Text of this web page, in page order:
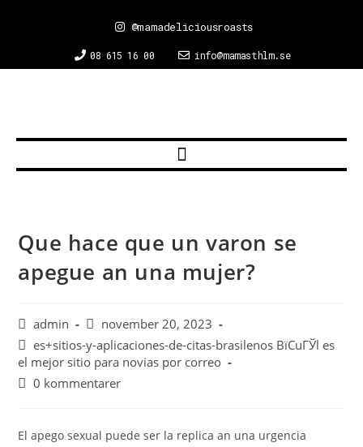
08 615 16 00 info@mamasthlm.se
@mamadeliciousroasts
Que hace que un varon se
apegue an una mujer?
admin
november 20, 2023
es+sitios-y-aplicaciones-de-citas-brasilenos ВїCuГЎl es
el mejor sitio para novias por correo
0 kommentarer
El apego sexual puede ser la replica an una urgencia